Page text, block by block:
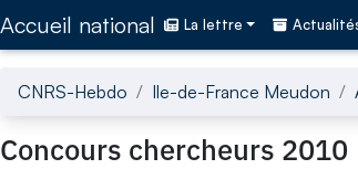
Accueil national La lettre
CNRS-Hebdo Ile-de-France Meudon
Concours chercheurs 2010